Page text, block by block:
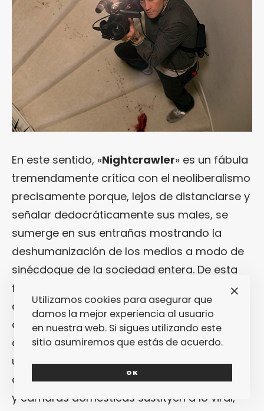
En este sentido, «Nightcrawler» es un fábula
tremendamente crítica con el neoliberalismo
precisamente porque, lejos de distanciarse y
señalar dedocráticamente sus males, se
sumerge en sus entrañas mostrando la
deshumanización de los medios a modo de
sinécdoque de la sociedad entera. De esta
forma, no deja de tener su intencionalidad
que la estética, de la película aún estando
contextualizada en la actualidad, prescinda
de la muestra de alta tecnología y recurra a
un primitivismo de acciones y medios en su
desarrollo. Radiofrecuencias, cintas de video
y cámaras domésticas sustityen a lo viral,
Utilizamos cookies para asegurar que
damos la mejor experiencia al usuario
en nuestra web. Si sigues utilizando este
sitio asumiremos que estás de acuerdo.
OK